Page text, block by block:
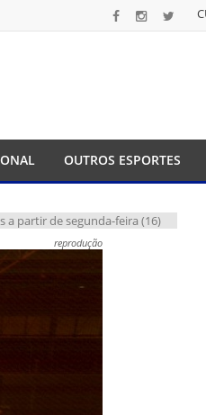
OUTROS ESPORTES
a partir de segunda-feira (16)
reprodução